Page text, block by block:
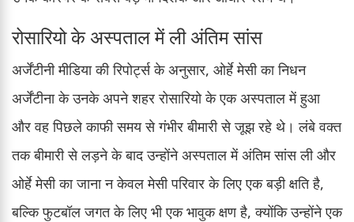
रोसारियो के अस्पताल में ली अंतिम सांस
अर्जेंटीनी मीडिया की रिपोर्ट्स के अनुसार, ओर्हे मेसी का निधन
अर्जेंटीना के उनके अपने शहर रोसारियो के एक अस्पताल में हुआ
और वह पिछले काफी समय से गंभीर बीमारी से जूझ रहे थे। लंबे वक्त
तक बीमारी से लड़ने के बाद उन्होंने अस्पताल में अंतिम सांस ली और
ओर्हे मेसी का जाना न केवल मेसी परिवार के लिए एक बड़ी क्षति है,
बल्कि फुटबॉल जगत के लिए भी एक भावुक क्षण है, क्योंकि उन्होंने एक